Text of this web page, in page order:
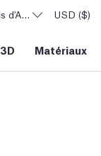
d'AmériqueUSD ($)
Matériaux